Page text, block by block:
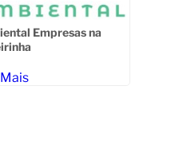
Empresas na